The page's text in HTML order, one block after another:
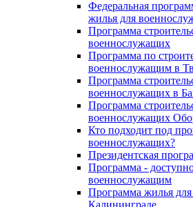
Федеральная
жилья для
Программа
военнослужащих
Программа по
военнослужащим в
Программа
военнослужащих в
Программа
военнослужащих
Кто подходит под
военнослужащих?
Президентская
Программа -
военнослужащим
Программа жилья
Калининграде